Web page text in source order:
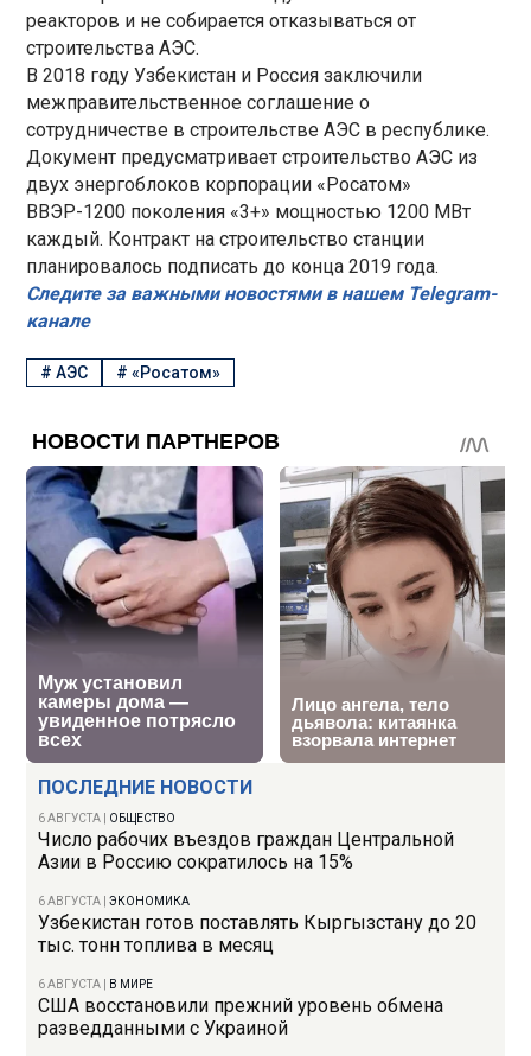
ПОСЛЕДНИЕ НОВОСТИ
6 АВГУСТА ОБЩЕСТВО
Число рабочих въездов граждан Центральной
Азии в Россию сократилось на 15%
6 АВГУСТА |ЭКОНОМИКА
Узбекистан готов поставлять Кыргызстану до 20
тыс. тонн топлива в месяц
6 АВГУСТА В МИРЕ
США восстановили прежний уровень обмена
разведданными с Украиной
реакторов и не собирается отказываться от
строительства АЭС.
В 2018 году Узбекистан и Россия заключили
межправительственное соглашение о
сотрудничестве в строительстве АЭС в республике.
Документ предусматривает строительство АЭС из
двух энергоблоков корпорации «Росатом»
ВВЭР-1200 поколения «3+» мощностью 1200 МВт
каждый. Контракт на строительство станции
планировалось подписать до конца 2019 года.
Следите за важными новостями в нашем Telegram-
канале
#АЭС #«Росатом»